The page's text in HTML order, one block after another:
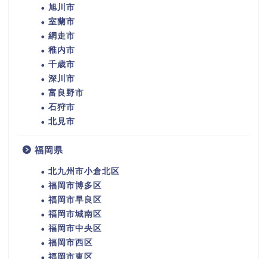
旭川市
室蘭市
網走市
稚内市
千歳市
深川市
富良野市
石狩市
北見市
福岡県
北九州市小倉北区
福岡市博多区
福岡市早良区
福岡市城南区
福岡市中央区
福岡市西区
福岡市東区